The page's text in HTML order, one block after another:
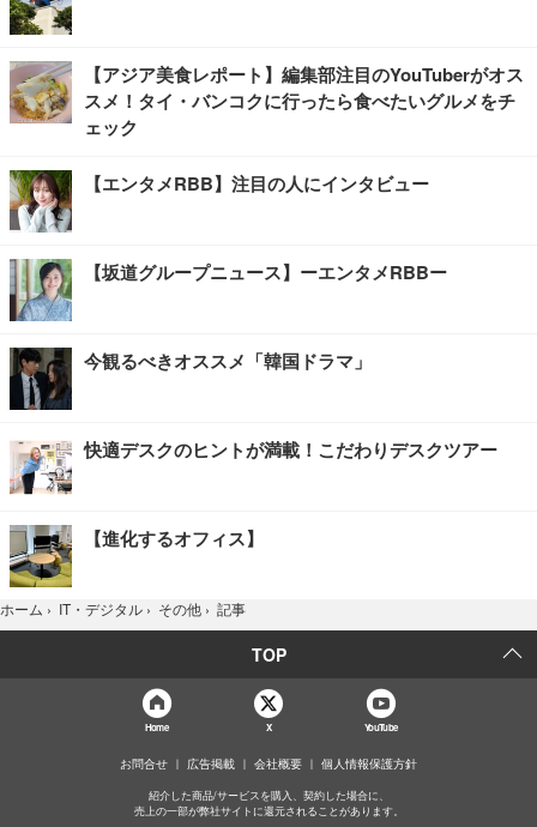
【アジア美食レポート】編集部注目のYouTuberがオス
スメ！タイ・バンコクに行ったら食べたいグルメをチ
ェック
【エンタメRBB】注目の人にインタビュー
【坂道グループニュース】ーエンタメRBBー
今観るべきオススメ「韓国ドラマ」
快適デスクのヒントが満載！こだわりデスクツアー
【進化するオフィス】
ホーム › IT・デジタル › その他 › 記事
TOP
Home X YouTube
お問合せ 広告掲載 会社概要 個人情報保護方針
紹介した商品/サービスを購入、契約した場合に、
売上の一部が弊社サイトに還元されることがあります。